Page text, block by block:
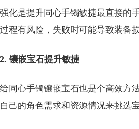
强化是提升同心手镯敏捷最直接的
过程有风险，失败时可能导致装备
2. 镶嵌宝石提升敏捷
给同心手镯镶嵌宝石也是个高效方
自己的角色需求和资源情况来挑选